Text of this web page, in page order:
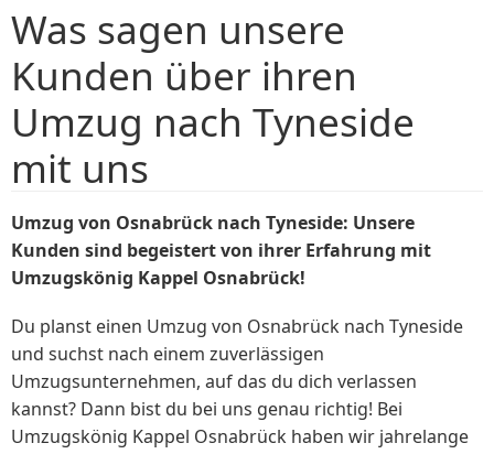
Was sagen unsere
Kunden über ihren
Umzug nach Tyneside
mit uns
Umzug von Osnabrück nach Tyneside: Unsere
Kunden sind begeistert von ihrer Erfahrung mit
Umzugskönig Kappel Osnabrück!
Du planst einen Umzug von Osnabrück nach Tyneside
und suchst nach einem zuverlässigen
Umzugsunternehmen, auf das du dich verlassen
kannst? Dann bist du bei uns genau richtig! Bei
Umzugskönig Kappel Osnabrück haben wir jahrelange